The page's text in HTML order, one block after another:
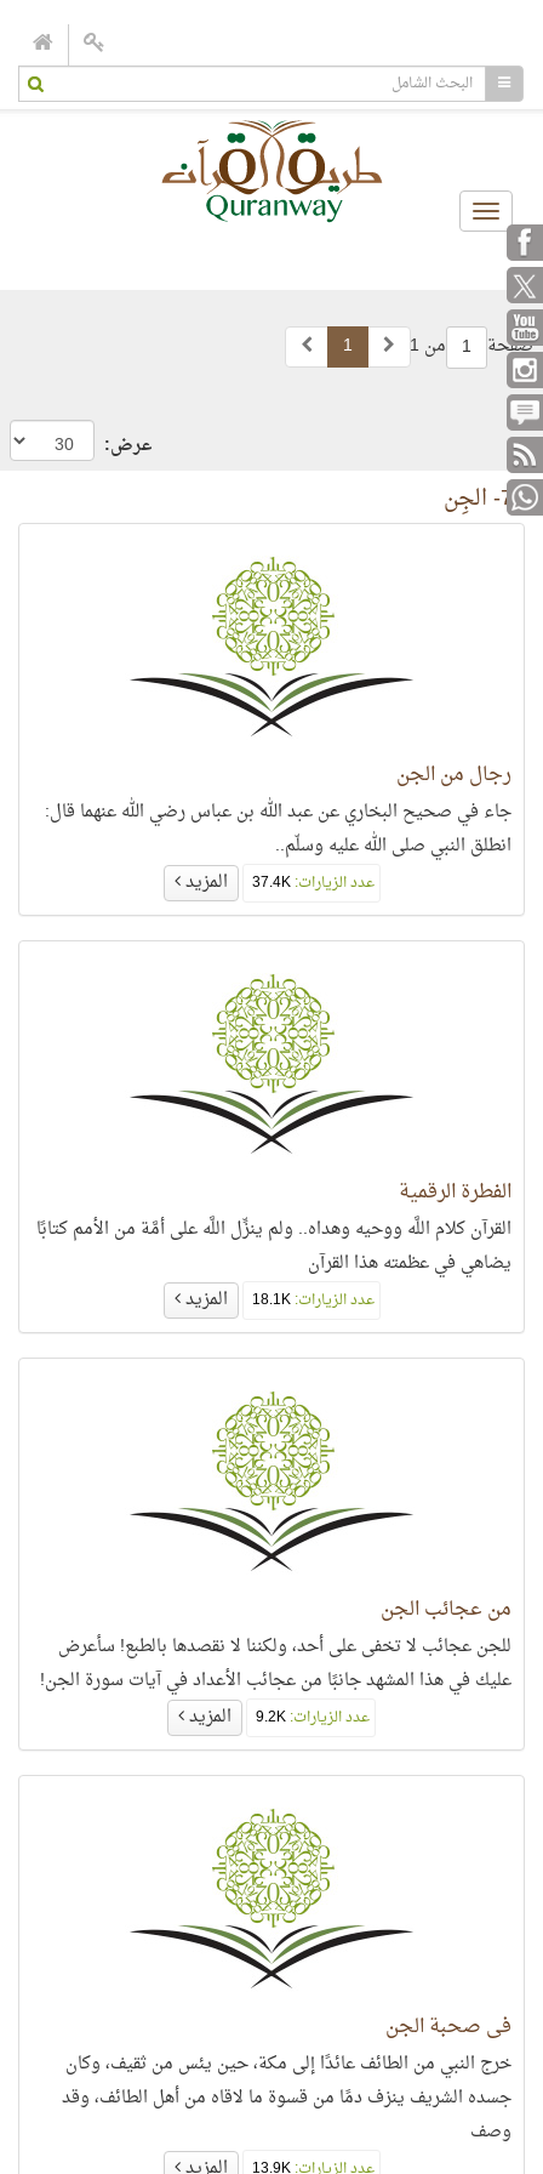
Toggle
navigation
صفحة 1 من 1 1
عرض:
72- الجِن
رجال من الجن
جاء في صحيح البخاري عن عبد الله بن عباس رضي الله عنهما قال:
انطلق النبي صلى الله عليه وسلّم..
عدد الزيارات:37.4K المزيد
الفطرة الرقمية
القرآن كلام اللَّه ووحيه وهداه.. ولم ينزِّل اللَّه على أمَّة من الأمم كتابًا
يضاهي في عظمته هذا القرآن
عدد الزيارات:18.1K المزيد
من عجائب الجن
للجن عجائب لا تخفى على أحد، ولكننا لا نقصدها بالطبع! سأعرض
عليك في هذا المشهد جانبًا من عجائب الأعداد في آيات سورة الجن!
عدد الزيارات: المزيد
في صحبة الجن
خرج النبي من الطائف عائدًا إلى مكة، حين يئس من ثقيف، وكان
جسده الشريف ينزف دمًا من قسوة ما لاقاه من أهل الطائف، وقد
وصف